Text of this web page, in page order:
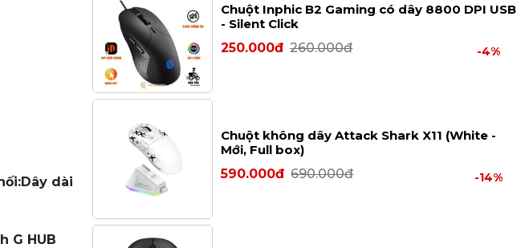
dài
G HUB
Chuột Inphic B2 Gaming có dây 8800 DPI USB
- Silent Click
250.000đ 260.000đ -4%
Chuột không dây Attack Shark X11 (White -
Mới, Full box)
590.000đ 690.000đ -14%